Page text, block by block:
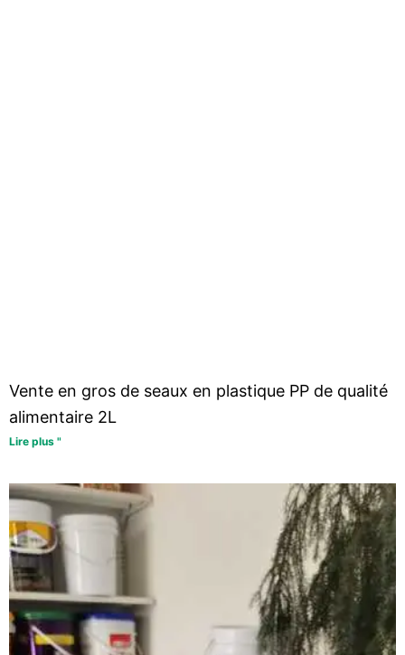
Vente en gros de seaux en plastique PP de qualité
alimentaire 2L
Lire plus "